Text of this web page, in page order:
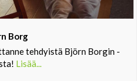
Borg
tehdyistä Björn Borgin -
Lisää...